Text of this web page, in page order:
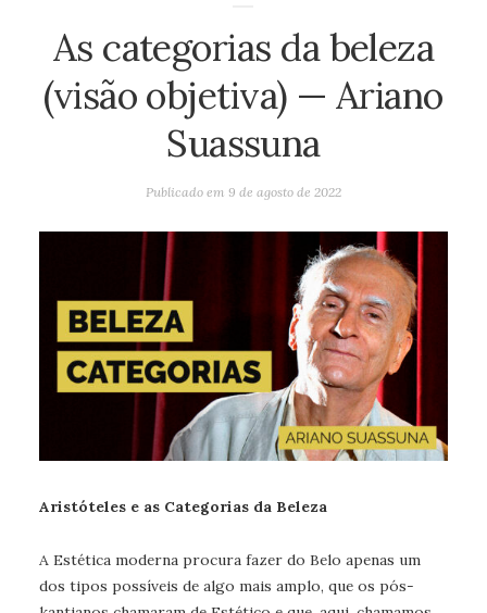
As categorias da beleza
(visão objetiva) — Ariano
Suassuna
Publicado em 9 de agosto de 2022
Aristóteles e as Categorias da Beleza
A Estética moderna procura fazer do Belo apenas um
dos tipos possíveis de algo mais amplo, que os pós-